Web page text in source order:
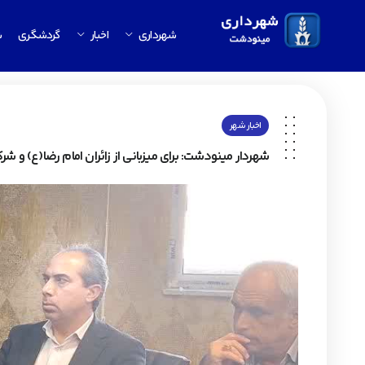
شهرداری اخبار گردشگری
اخبار شهر
شهردار مینودشت: برای میزبانی از زائران امام رضا(ع)